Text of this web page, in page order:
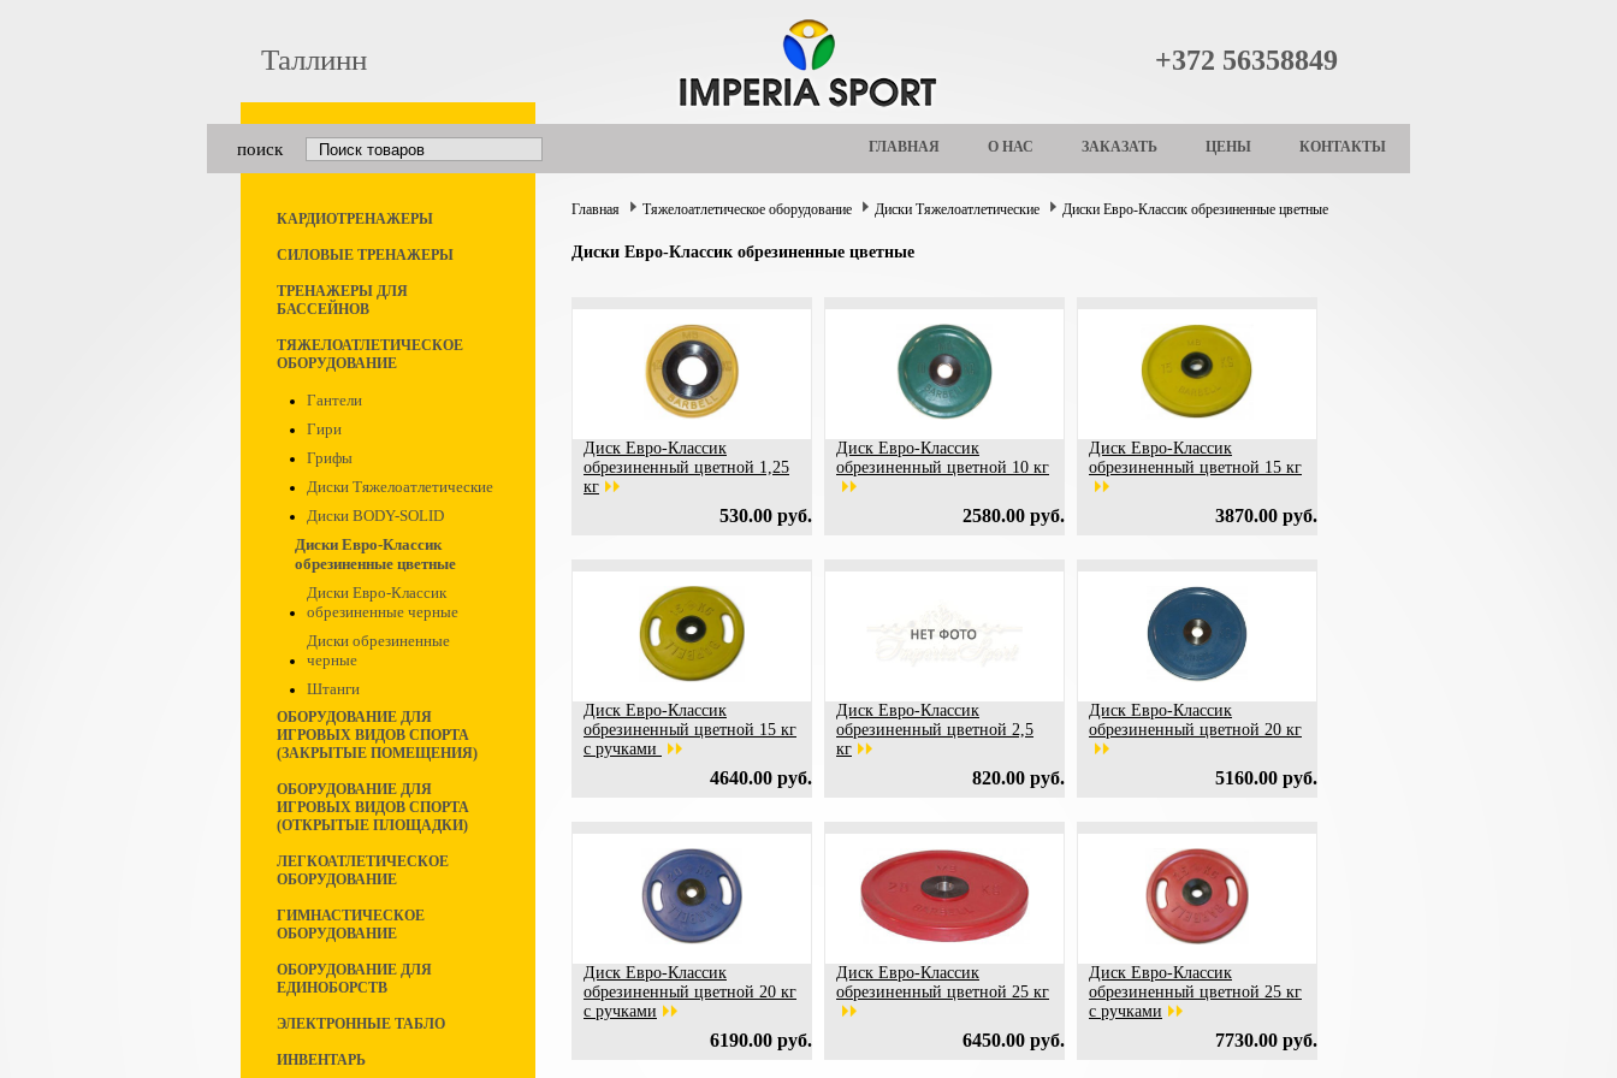
Таллинн +372 56358849
поиск ГЛАВНАЯ О НАС ЗАКАЗАТЬ ЦЕНЫ КОНТАКТЫ
КАРДИОТРЕНАЖЕРЫ
СИЛОВЫЕ ТРЕНАЖЕРЫ
ТРЕНАЖЕРЫ ДЛЯ
БАССЕЙНОВ
ТЯЖЕЛОАТЛЕТИЧЕСКОЕ
ОБОРУДОВАНИЕ
Гантели
Гири
Грифы
Диски Тяжелоатлетические
Диски BODY-SOLID
Диски Евро-Классик
обрезиненные цветные
Диски Евро-Классик
обрезиненные черные
Диски обрезиненные
черные
Штанги
ОБОРУДОВАНИЕ ДЛЯ
ИГРОВЫХ ВИДОВ СПОРТА
(ЗАКРЫТЫЕ ПОМЕЩЕНИЯ)
ОБОРУДОВАНИЕ ДЛЯ
ИГРОВЫХ ВИДОВ СПОРТА
(ОТКРЫТЫЕ ПЛОЩАДКИ)
ЛЕГКОАТЛЕТИЧЕСКОЕ
ОБОРУДОВАНИЕ
ГИМНАСТИЧЕСКОЕ
ОБОРУДОВАНИЕ
ОБОРУДОВАНИЕ ДЛЯ
ЕДИНОБОРСТВ
ЭЛЕКТРОННЫЕ ТАБЛО
ИНВЕНТАРЬ
Главная Тяжелоатлетическое оборудование Диски Тяжелоатлетические Диски Евро-Классик обрезиненные цветные
Диски Евро-Классик обрезиненные цветные
Диск Евро-Классик
обрезиненный цветной 1,25
кг
530.00 руб.
Диск Евро-Классик
обрезиненный цветной 10 кг
2580.00 руб.
Диск Евро-Классик
обрезиненный цветной 15 кг
3870.00 руб.
Диск Евро-Классик
обрезиненный цветной 15 кг
с ручками
4640.00 руб.
Диск Евро-Классик
обрезиненный цветной 2,5
кг
820.00 руб.
Диск Евро-Классик
обрезиненный цветной 20 кг
5160.00 руб.
Диск Евро-Классик
обрезиненный цветной 20 кг
с ручками
6190.00 руб.
Диск Евро-Классик
обрезиненный цветной 25 кг
6450.00 руб.
Диск Евро-Классик
обрезиненный цветной 25 кг
с ручками
7730.00 руб.